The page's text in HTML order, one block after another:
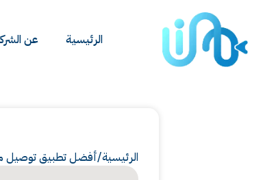
الرئيسية عن
الرئيسية/أفضل تطبيق توصيل